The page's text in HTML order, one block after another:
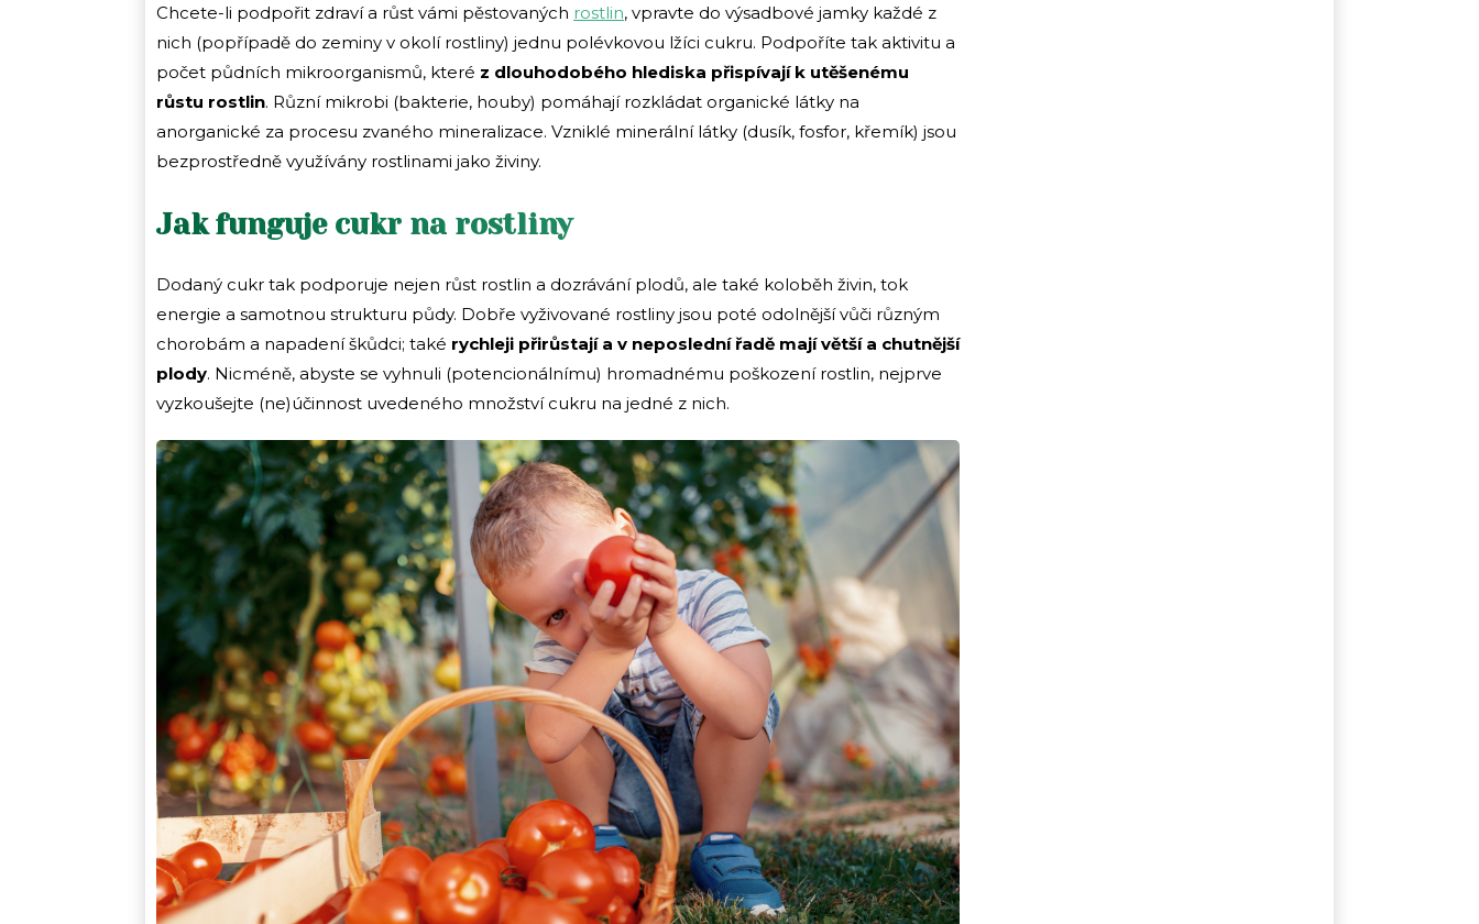
Chcete-li podpořit zdraví a růst vámi pěstovaných rostlin, vpravte do výsadbové jamky každé z
nich (popřípadě do zeminy v okolí rostliny) jednu polévkovou lžíci cukru. Podpoříte tak aktivitu a
počet půdních mikroorganismů, které z dlouhodobého hlediska přispívají k utěšenému
růstu rostlin. Různí mikrobi (bakterie, houby) pomáhají rozkládat organické látky na
anorganické za procesu zvaného mineralizace. Vzniklé minerální látky (dusík, fosfor, křemík) jsou
bezprostředně využívány rostlinami jako živiny.
Jak funguje cukr na rostliny
Dodaný cukr tak podporuje nejen růst rostlin a dozrávání plodů, ale také koloběh živin, tok
energie a samotnou strukturu půdy. Dobře vyživované rostliny jsou poté odolnější vůči různým
chorobám a napadení škůdci; také rychleji přirůstají a v neposlední řadě mají větší a chutnější
plody. Nicméně, abyste se vyhnuli (potencionálnímu) hromadnému poškození rostlin, nejprve
vyzkoušejte (ne)účinnost uvedeného množství cukru na jedné z nich.